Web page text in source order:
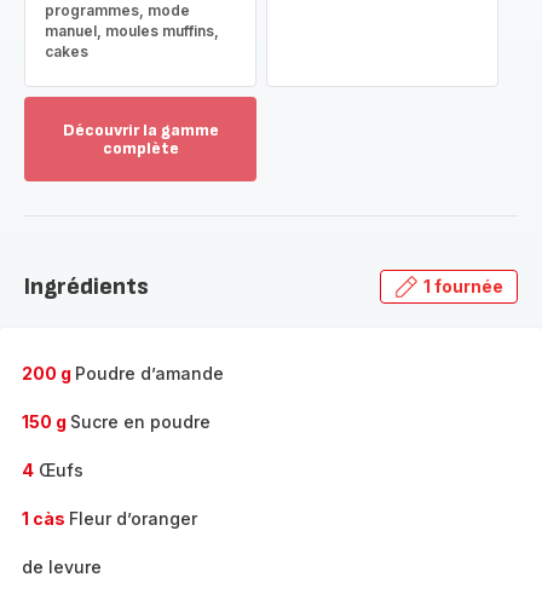
programmes, mode
manuel, moules muffins,
cakes
Découvrir la gamme
complète
gamme
Ingrédients 1 fournée
200 g Poudre d’amande
150 g Sucre en poudre
4 Œufs
1 càs Fleur d’oranger
de levure